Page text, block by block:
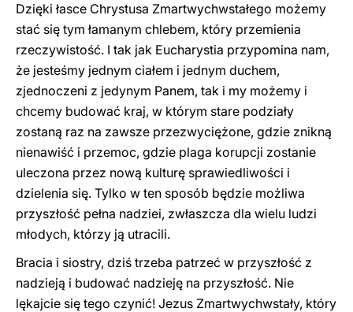
Dzięki łasce Chrystusa Zmartwychwstałego możemy
stać się tym łamanym chlebem, który przemienia
rzeczywistość. I tak jak Eucharystia przypomina nam,
że jesteśmy jednym ciałem i jednym duchem,
zjednoczeni z jedynym Panem, tak i my możemy i
chcemy budować kraj, w którym stare podziały
zostaną raz na zawsze przezwyciężone, gdzie znikną
nienawiść i przemoc, gdzie plaga korupcji zostanie
uleczona przez nową kulturę sprawiedliwości i
dzielenia się. Tylko w ten sposób będzie możliwa
przyszłość pełna nadziei, zwłaszcza dla wielu ludzi
młodych, którzy ją utracili.
Bracia i siostry, dziś trzeba patrzeć w przyszłość z
nadzieją i budować nadzieję na przyszłość. Nie
lękajcie się tego czynić! Jezus Zmartwychwstały, który